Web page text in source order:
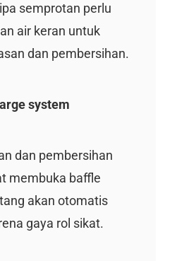
semprotan perlu
air keran untuk
dan pembersihan.
system
dan pembersihan
membuka baffle
akan otomatis
gaya rol sikat.